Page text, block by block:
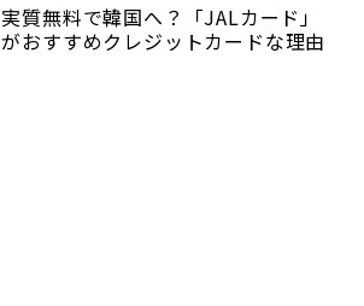
実質無料で韓国へ？「JALカード」
がおすすめクレジットカードな理由